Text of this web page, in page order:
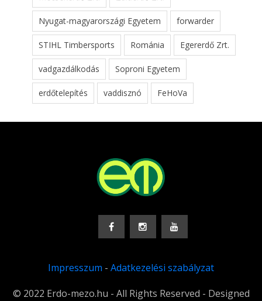
Nyugat-magyarországi Egyetem forwarder
STIHL Timbersports Románia Egererdő Zrt.
vadgazdálkodás Soproni Egyetem
erdőtelepítés vaddisznó FeHoVa
Impresszum - Adatkezelési szabályzat
© 2022 Erdo-mezo.hu - All Rights Reserved - Designed